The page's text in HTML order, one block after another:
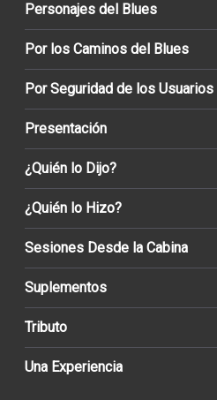
Personajes del Blues
Por los Caminos del Blues
Por Seguridad de los Usuarios
Presentación
¿Quién lo Dijo?
¿Quién lo Hizo?
Sesiones Desde la Cabina
Suplementos
Tributo
Una Experiencia